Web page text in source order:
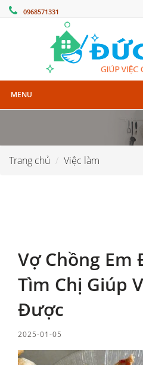
0968571331
MENU
Trang chủ Việc làm
Vợ Chồng Em
Tìm Chị Giúp
Được
2025-01-05